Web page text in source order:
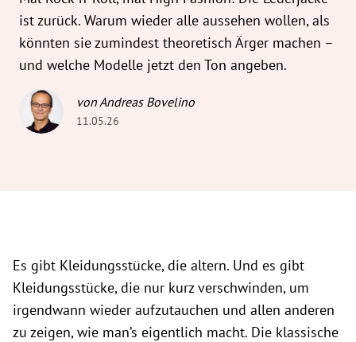
Untermenü
ist zurück. Warum wieder alle aussehen wollen, als
könnten sie zumindest theoretisch Ärger machen –
und welche Modelle jetzt den Ton angeben.
von Andreas Bovelino
11.05.26
Es gibt Kleidungsstücke, die altern. Und es gibt
Kleidungsstücke, die nur kurz verschwinden, um
irgendwann wieder aufzutauchen und allen anderen
zu zeigen, wie man’s eigentlich macht. Die klassische